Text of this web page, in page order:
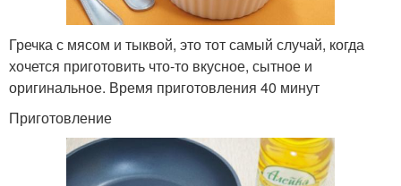
Гречка с мясом и тыквой, это тот самый случай, когда
хочется приготовить что-то вкусное, сытное и
оригинальное. Время приготовления 40 минут
Приготовление